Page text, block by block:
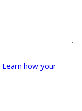
Learn how your